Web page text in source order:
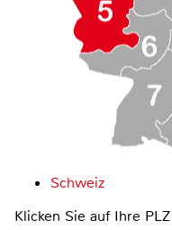
Schweiz
Klicken Sie auf Ihre